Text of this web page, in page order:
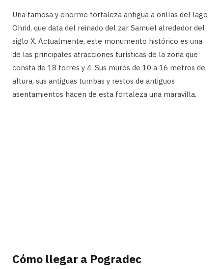
Una famosa y enorme fortaleza antigua a orillas del lago
Ohrid, que data del reinado del zar Samuel alrededor del
siglo X. Actualmente, este monumento histórico es una
de las principales atracciones turísticas de la zona que
consta de 18 torres y 4. Sus muros de 10 a 16 metros de
altura, sus antiguas tumbas y restos de antiguos
asentamientos hacen de esta fortaleza una maravilla.
Cómo llegar a Pogradec